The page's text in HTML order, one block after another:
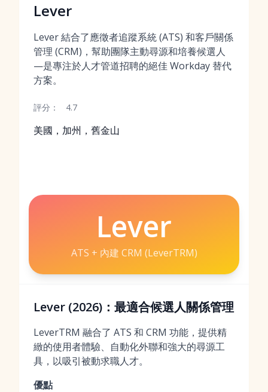
Lever
Lever 結合了應徵者追蹤系統 (ATS) 和客戶關係
管理 (CRM)，幫助團隊主動尋源和培養候選人
—是專注於人才管道招聘的絕佳 Workday 替代
方案。
評分： 4.7
美國，加州，舊金山
Lever
ATS + 內建 CRM (LeverTRM)
Lever (2026)：最適合候選人關係管理
LeverTRM 融合了 ATS 和 CRM 功能，提供精
緻的使用者體驗、自動化外聯和強大的尋源工
具，以吸引被動求職人才。
優點